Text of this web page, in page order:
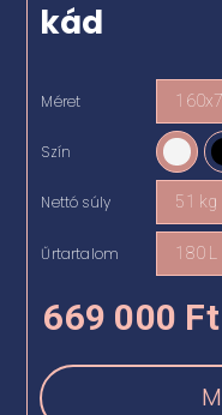
kád
Méret
Szín
Nettó súly 51 kg
Űrtartalom 180 L
669 000 Ft